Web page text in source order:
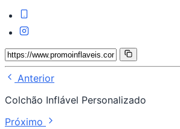
Anterior
Colchão Inflável Personalizado
Próximo